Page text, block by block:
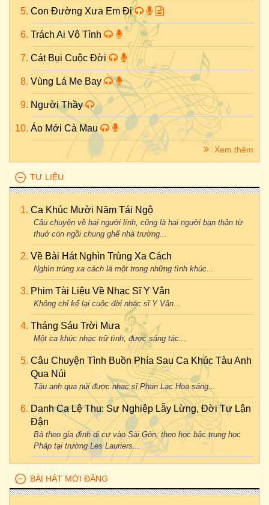
Con Đường Xưa Em Đi
Trách Ai Vô Tình
Cát Bụi Cuộc Đời
Vùng Lá Me Bay
Người Thầy
Áo Mới Cà Mau
Xem thêm
TƯ LIỆU
Ca Khúc Mười Năm Tái Ngộ
Câu chuyện về hai người lính, cũng là hai người bạn thân từ
thuở còn ngồi chung ghế nhà trường...
Về Bài Hát Nghìn Trùng Xa Cách
Nghìn trùng xa cách là một trong những tình khúc...
Phim Tài Liệu Về Nhạc Sĩ Y Vân
Không chỉ kể lại cuộc đời nhạc sĩ Y Vân...
Tháng Sáu Trời Mưa
Một ca khúc nhạc trữ tình, được sáng tác...
Câu Chuyện Tình Buồn Phía Sau Ca Khúc Tàu Anh
Qua Núi
Tàu anh qua núi được nhạc sĩ Phan Lạc Hoa sáng...
Danh Ca Lệ Thu: Sự Nghiệp Lẫy Lừng, Đời Tư Lận
Đận
Bà theo gia đình di cư vào Sài Gòn, theo học bậc trung học
Pháp tại trường Les Lauriers...
BÀI HÁT MỚI ĐĂNG